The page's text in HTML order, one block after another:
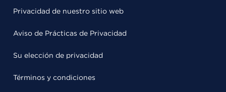
Privacidad de nuestro sitio web
Aviso de Prácticas de Privacidad
Su elección de privacidad
Términos y condiciones